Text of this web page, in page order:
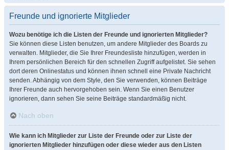
Freunde und ignorierte Mitglieder
Wozu benötige ich die Listen der Freunde und ignorierten Mitglieder?
Sie können diese Listen benutzen, um andere Mitglieder des Boards zu
verwalten. Mitglieder, die Sie Ihrer Freundesliste hinzufügen, werden in
Ihrem persönlichen Bereich für den schnellen Zugriff aufgelistet. Sie sehen
dort deren Onlinestatus und können ihnen schnell eine Private Nachricht
senden. Abhängig von dem Style, den Sie verwenden, können Beiträge
Ihrer Freunde auch hervorgehoben sein. Wenn Sie einen Benutzer
ignorieren, dann sehen Sie seine Beiträge standardmäßig nicht.
Nach oben
Wie kann ich Mitglieder zur Liste der Freunde oder zur Liste der
ignorierten Mitglieder hinzufügen oder diese wieder aus den Listen